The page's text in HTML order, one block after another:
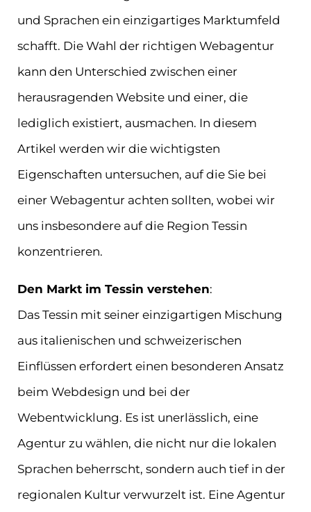
und Sprachen ein einzigartiges Marktumfeld
schafft. Die Wahl der richtigen Webagentur
kann den Unterschied zwischen einer
herausragenden Website und einer, die
lediglich existiert, ausmachen. In diesem
Artikel werden wir die wichtigsten
Eigenschaften untersuchen, auf die Sie bei
einer Webagentur achten sollten, wobei wir
uns insbesondere auf die Region Tessin
konzentrieren.
Den Markt im Tessin verstehen:
Das Tessin mit seiner einzigartigen Mischung
aus italienischen und schweizerischen
Einflüssen erfordert einen besonderen Ansatz
beim Webdesign und bei der
Webentwicklung. Es ist unerlässlich, eine
Agentur zu wählen, die nicht nur die lokalen
Sprachen beherrscht, sondern auch tief in der
regionalen Kultur verwurzelt ist. Eine Agentur